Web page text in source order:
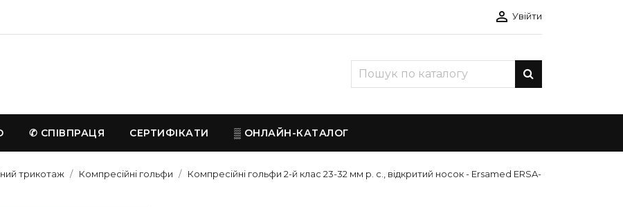
 Увійти
✆ СПІВПРАЦЯ СЕРТИФІКАТИ ▒ ОНЛАЙН-КАТАЛОГ
трикотаж Компресійні гольфи
Компресійні гольфи 2-й клас 23-32 мм р. с., відкритий носок - Ersamed ERSA-